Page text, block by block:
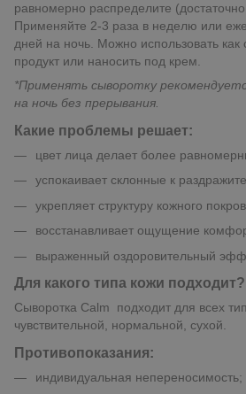
равномерно распределите (достаточно
Применяйте 2-3 раза в неделю или
дней на ночь. Можно использовать как
продукт или наносить под крем.
*Применять сыворотку
на ночь без прерывания.
Какие проблемы решает:
цвет лица делает более
успокаивает склонные к
укрепляет структуру кожного
восстанавливает ощущение
выраженный оздоровительный
Для какого типа кожи подходит?
Сыворотка Calm подходит для всех
чувствительной, нормальной, сухой.
Противопоказания:
индивидуальная непереносимость;